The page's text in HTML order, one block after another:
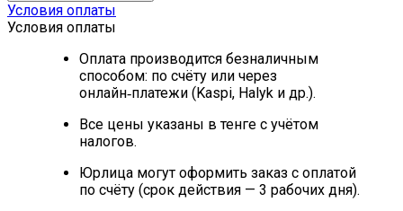
Условия оплаты
Условия оплаты
Оплата производится безналичным
способом: по счёту или через
онлайн‑платежи (Kaspi, Halyk и др.).
Все цены указаны в тенге с учётом
налогов.
Юрлица могут оформить заказ с оплатой
по счёту (срок действия — 3 рабочих дня).